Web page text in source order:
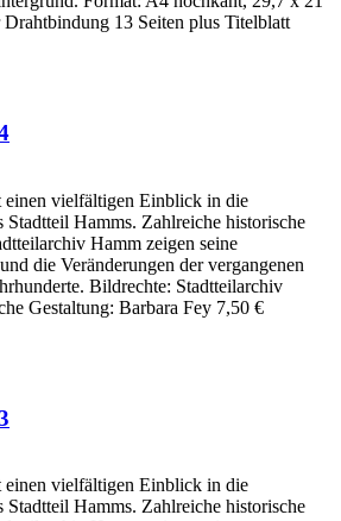
13 Seiten plus Titelblatt
einen vielfältigen Einblick in die
Stadtteil Hamms. Zahlreiche historische
Hamm zeigen seine
die Veränderungen der vergangenen
Bildrechte: Stadtteilarchiv
Gestaltung: Barbara Fey 7,50 €
einen vielfältigen Einblick in die
Stadtteil Hamms. Zahlreiche historische